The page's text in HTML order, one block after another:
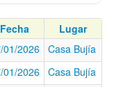
Fecha
Lugar
01/2026
Casa Bujía
01/2026
Casa Bujía